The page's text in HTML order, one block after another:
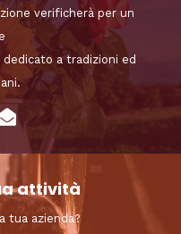
verificherà per un
a tradizioni ed
attività
tua azienda?